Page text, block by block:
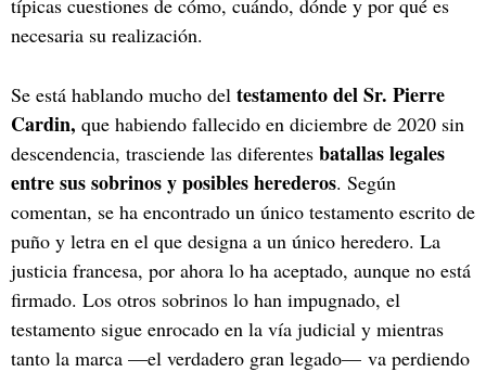
necesaria su realización.
Se está hablando mucho del testamento del Sr. Pierre
Cardin, que habiendo fallecido en diciembre de 2020 sin
descendencia, trasciende las diferentes batallas legales
entre sus sobrinos y posibles herederos. Según
comentan, se ha encontrado un único testamento escrito de
puño y letra en el que designa a un único heredero. La
justicia francesa, por ahora lo ha aceptado, aunque no está
firmado. Los otros sobrinos lo han impugnado, el
testamento sigue enrocado en la vía judicial y mientras
tanto la marca —el verdadero gran legado— va perdiendo